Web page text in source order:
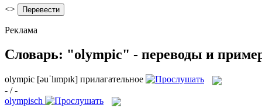
<>
Реклама
Словарь: "olympic" - переводы и
olympic [əuˈlɪmpɪk] прилагательное
- / -
olympisch